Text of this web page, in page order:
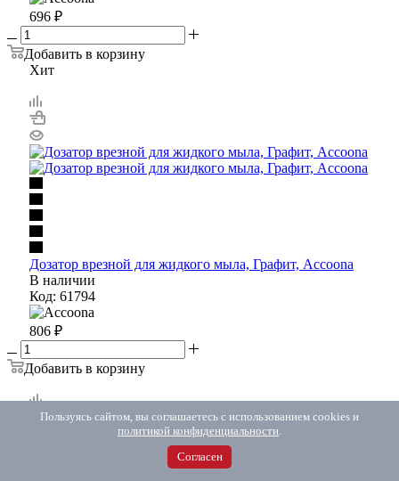
696 ₽
Добавить в корзину
Хит
Дозатор врезной для жидкого мыла, Графит, Accoona
В наличии
Код: 61794
806 ₽
Добавить в корзину
Пользуясь сайтом, вы соглашаетесь с использованием cookies и
политикой конфиденциальности.
Согласен